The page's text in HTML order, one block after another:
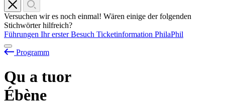
Versuchen wir es noch einmal! Wären einige der folgenden
Stichwörter hilfreich?
Führungen Ihr erster Besuch Ticketinformation PhilaPhil
Programm
Qu a tuor
Ébène